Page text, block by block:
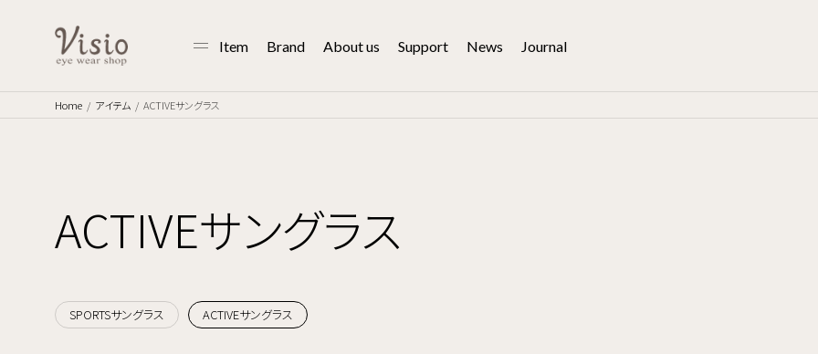
Item Brand About us Support News Journal
Home アイテム ACTIVEサングラス
ACTIVEサングラス
SPORTSサングラス ACTIVEサングラス